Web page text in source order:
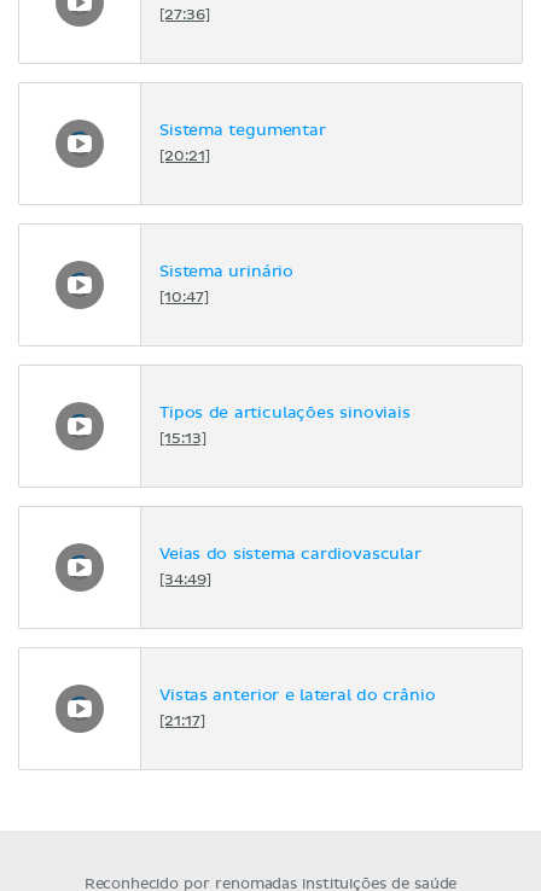
[27:36]
Sistema tegumentar
[20:21]
Sistema urinário
[10:47]
Tipos de articulações sinoviais
[15:13]
Veias do sistema cardiovascular
[34:49]
Vistas anterior e lateral do crânio
[21:17]
Reconhecido por renomadas instituições de saúde